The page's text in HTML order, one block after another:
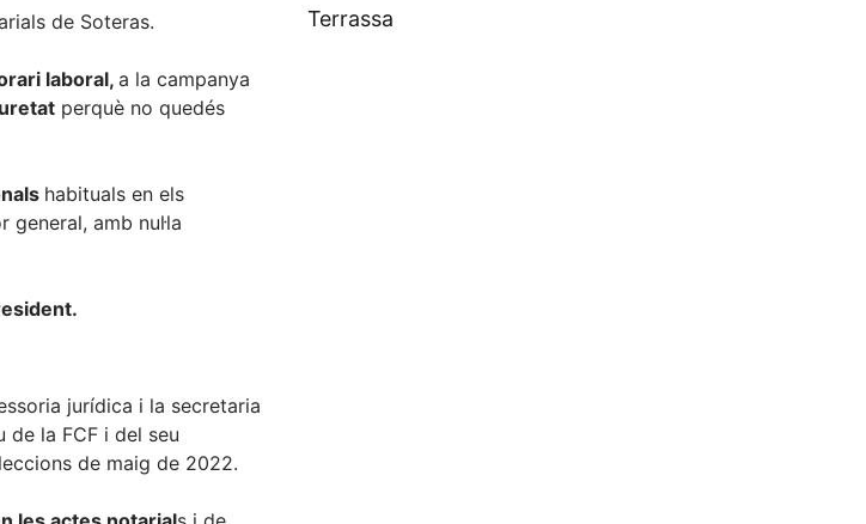
de Soteras.
laboral, a la campanya
perquè no quedés
habituals en els
amb nul·la
jurídica i la secretaria
la FCF i del seu
de maig de 2022.
Terrassa